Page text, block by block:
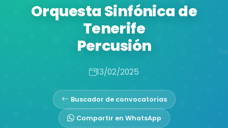
Orquesta Sinfónica de
Tenerife
Percusión
13/02/2025
Buscador de convocatorias
Compartir en WhatsApp